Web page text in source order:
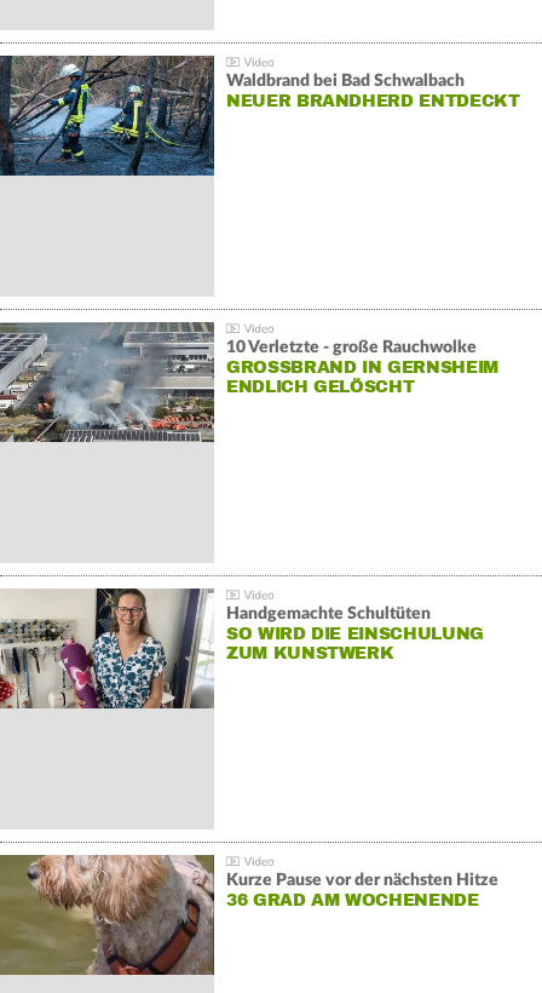
Waldbrand bei Bad Schwalbach
NEUER BRANDHERD ENTDECKT
10 Verletzte - große Rauchwolke
GROSSBRAND IN GERNSHEIM E
NDLICH GELÖSCHT
Handgemachte Schultüten
SO WIRD DIE EINSCHULUNG
ZUM KUNSTWERK
Kurze Pause vor der nächsten Hitze
36 GRAD AM WOCHENENDE